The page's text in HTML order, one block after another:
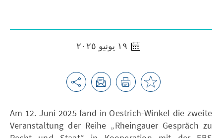
Am 12. Juni 2025 fand in Oestrich-Winkel die zweite
Veranstaltung der Reihe „Rheingauer Gespräch zu